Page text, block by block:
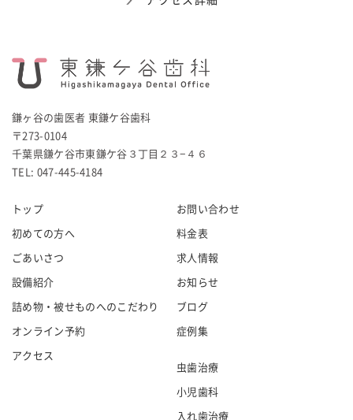
鎌ヶ谷の歯医者 東鎌ケ谷歯科
〒273-0104
千葉県鎌ケ谷市東鎌ケ谷３丁目２３−４６
TEL: 047-445-4184
トップ
初めての方へ
ごあいさつ
設備紹介
詰め物・被せものへのこだわり
オンライン予約
アクセス
お問い合わせ
料金表
求人情報
お知らせ
ブログ
症例集
虫歯治療
小児歯科
入れ歯治療